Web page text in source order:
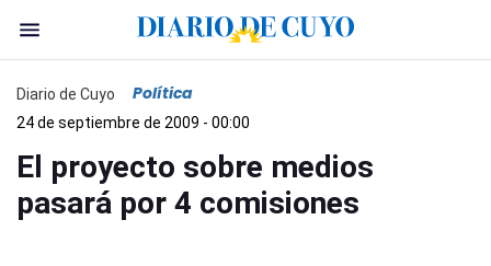
Diario de Cuyo Política
24 de septiembre de 2009 - 00:00
El proyecto sobre medios
pasará por 4 comisiones